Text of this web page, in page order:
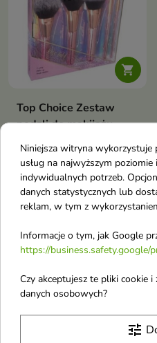

Top Choice Zestaw
pędzli do makijażu
Rose Gold 5 sztuk
Zestaw podstawowych pędzli
do makijażu
81,33 zł

favorite_border
Niniejsza witryna wykorzystuje
usług na najwyższym
indywidualnych potrzeb.
danych statystycznych lub
reklam, w tym z
Informacje o tym, jak Google
https://business.safety.google/
Czy akceptujesz te pliki cookie
danych osobowych?
tune